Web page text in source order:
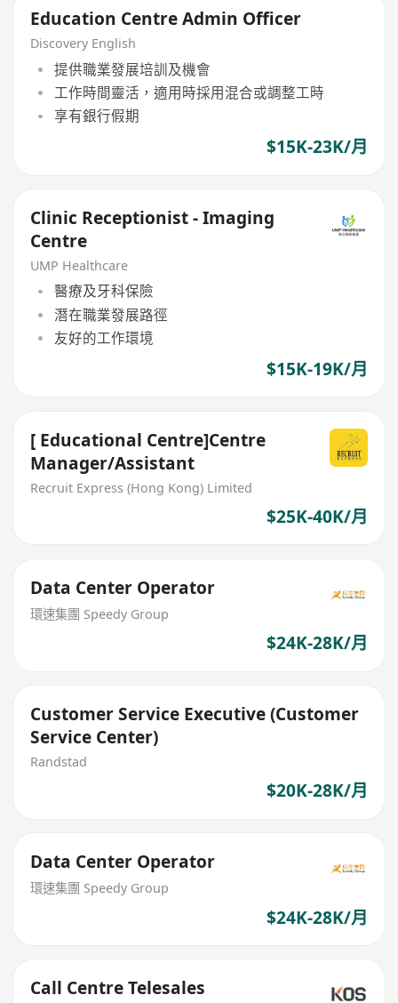
Education Centre Admin Officer
Discovery English
提供職業發展培訓及機會
工作時間靈活，適用時採用混合或調整工時
享有銀行假期
$15K-23K/月
Clinic Receptionist - Imaging
Centre
UMP Healthcare
醫療及牙科保險
潛在職業發展路徑
友好的工作環境
$15K-19K/月
[ Educational Centre]Centre
Manager/Assistant
Recruit Express (Hong Kong) Limited
$25K-40K/月
Data Center Operator
環速集團 Speedy Group
$24K-28K/月
Customer Service Executive (Customer
Service Center)
Randstad
$20K-28K/月
Data Center Operator
環速集團 Speedy Group
$24K-28K/月
Call Centre Telesales